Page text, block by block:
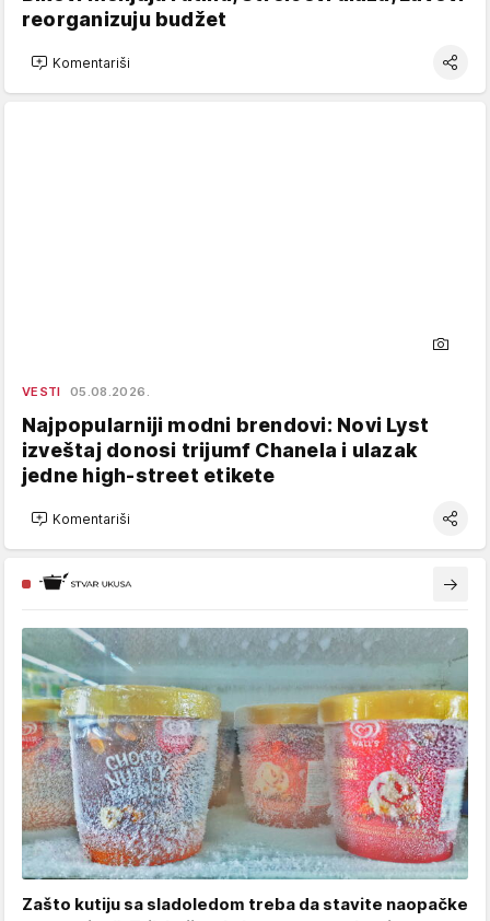
reorganizuju budžet
Komentariši
VESTI 05.08.2026.
Najpopularniji modni brendovi: Novi Lyst
izveštaj donosi trijumf Chanela i ulazak
jedne high-street etikete
Komentariši
Zašto kutiju sa sladoledom treba da stavite naopačke